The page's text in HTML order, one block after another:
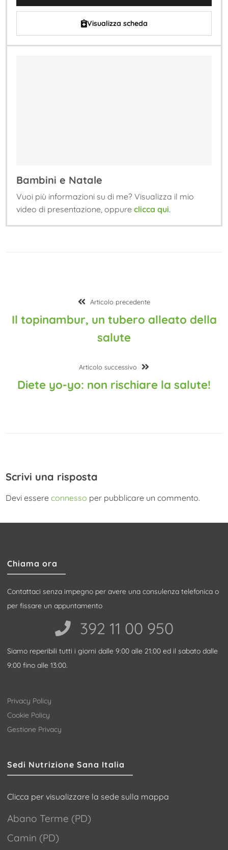
Visualizza scheda
Bambini e Natale
Vuoi più informazioni su di me? Visualizza il mio
video di presentazione, oppureclicca qui.
articoli
Articolo precedenteArticolo
precedente:
Il topinambur, un tubero alleato della
salute
Articolo successivo
Articolo
successivo:
Diete yo-yo: non rischiare la salute!
Scrivi una risposta
Devi essereconnesso per pubblicare un commento.
Chiama ora
Contattaci senza impegno per avere una consulenza telefonica o
per fissare un appuntamento
392 11 00 950‬
Siamo reperibili tutti i giorni dalle 9:00 alle 21:00 ed il sabato dalle
9:00 fino alle 13:00.
Privacy Policy
Cookie Policy
Gestione Privacy
Sedi Nutrizione Sana Italia
Clicca per visualizzare la sede sulla mappa
Abano Terme (PD)
Camin (PD)